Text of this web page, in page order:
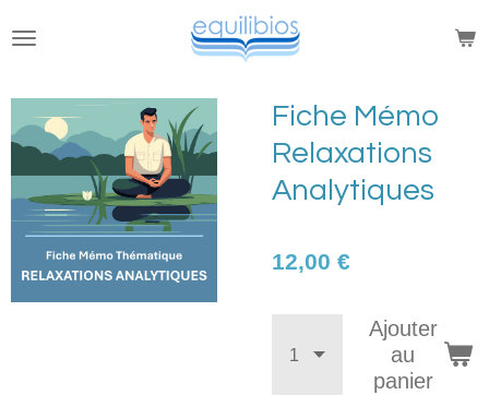
au
principal
Fiche Mémo
Relaxations
Analytiques
12,00 €
Ajouter
au
panier